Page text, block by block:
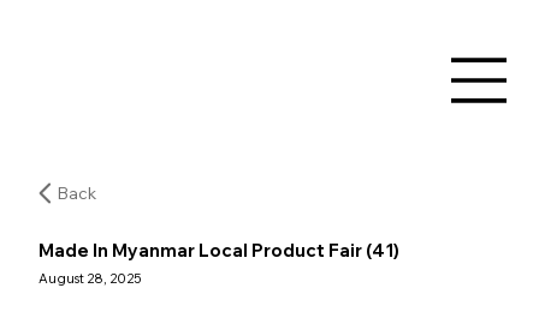
Back
Made In Myanmar Local Product Fair (41)
August 28, 2025